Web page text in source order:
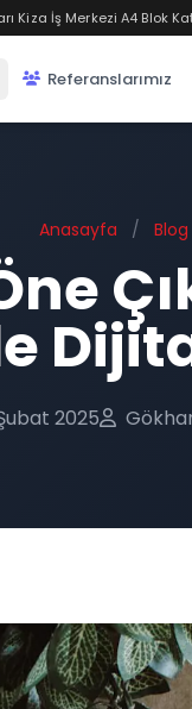
Kiza İş Merkezi A4 Blok
Referanslarımız
Anasayfa / Blog
2025